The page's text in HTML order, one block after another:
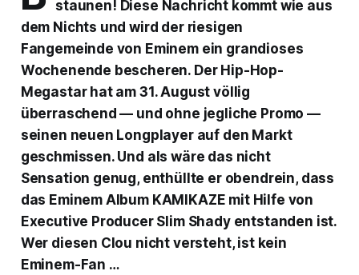
staunen! Diese Nachricht kommt wie aus
dem Nichts und wird der riesigen
Fangemeinde von Eminem ein grandioses
Wochenende bescheren. Der Hip-Hop-
Megastar hat am 31. August völlig
überraschend — und ohne jegliche Promo —
seinen neuen Longplayer auf den Markt
geschmissen. Und als wäre das nicht
Sensation genug, enthüllte er obendrein, dass
das Eminem Album KAMIKAZE mit Hilfe von
Executive Producer Slim Shady entstanden ist.
Wer diesen Clou nicht versteht, ist kein
Eminem-Fan …